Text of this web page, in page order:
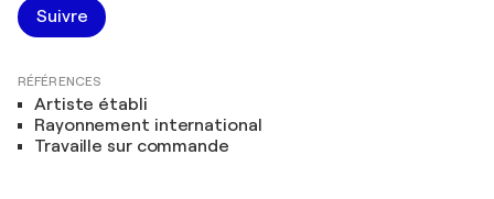
Suivre
RÉFÉRENCES
Artiste établi
Rayonnement international
Travaille sur commande